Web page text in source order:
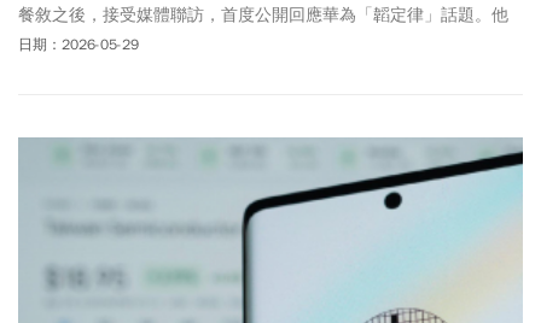
餐敘之後，接受媒體聯訪，首度公開回應華為「韜定律」話題。他
認為「這對華為來說是突破，讓電晶體數量增加2倍、3倍甚至4倍，
線寬的情況下，讓電晶體數量增加2倍、3倍甚至4倍，「是一項很好
技術，也是華為重要突破。」不過他強調，台積電早在近10年前，
CoWoS、SoIC等先進封裝技術，目前技術
能力仍相當領先。究竟中國華為「韜（τ）定律 」是什麼？專家與外
界如何看待這項新技術？請看《今周刊》一文整理。
日期：2026-05-29